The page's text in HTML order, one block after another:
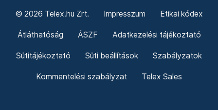
© 2026 Telex.hu Zrt. Impresszum Etikai kódex
Átláthatóság ÁSZF Adatkezelési tájékoztató
Sütitájékoztató Süti beállítások Szabályzatok
Kommentelési szabályzat Telex Sales